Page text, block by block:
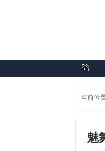
当前位
魅